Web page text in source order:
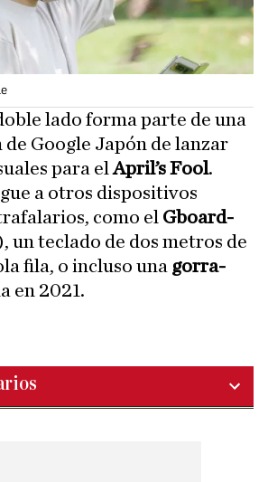
lado forma parte de una
Google Japón de lanzar
para elApril’s Fool.
a otros dispositivos
como el Gboard-
un teclado de dos metros de
fila, o incluso una gorra-
en 2021.